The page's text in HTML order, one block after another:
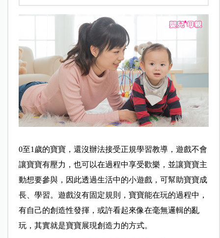
0至1歲的寶寶，還沒辦法接受正規學習教導，遊戲不會
讓寶寶有壓力，也可以在過程中享受歡樂，並讓寶寶主
動想要參與，因此透過生活中的小遊戲，可幫助寶寶成
長、學習。遊戲沒有固定規則，寶寶能在玩的過程中，
有自己的創造性發揮，或許看起來像在毫無邏輯的亂
玩，其實就是寶寶展現創造力的方式。